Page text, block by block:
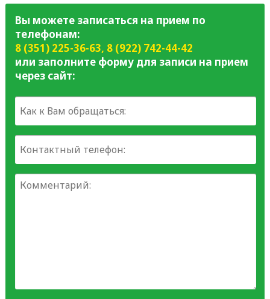
Вы можете записаться на прием по
телефонам:
8 (351) 225-36-63, 8 (922) 742-44-42
или заполните форму для записи на прием
через сайт: